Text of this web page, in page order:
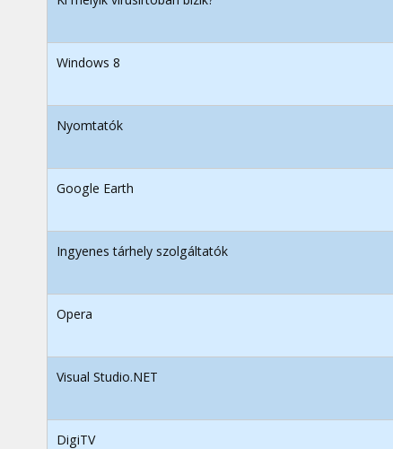
Windows 8
Nyomtatók
Google Earth
Ingyenes tárhely szolgáltatók
Opera
Visual Studio.NET
DigiTV